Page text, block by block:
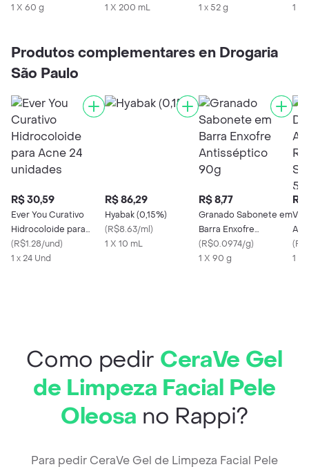
1 X 60 g
1 X 200 mL
1 x 52 g
1 X
Produtos complementares en Drogaria
São Paulo
R$ 30,59
Ever You Curativo
Hidrocoloide para
Acne 24 unidades
(R$1.28/und)
1 x 24 Und
R$ 86,29
Hyabak (0,15%)
(R$8.63/ml)
1 X 10 mL
R$ 8,77
Granado Sabonete em
Barra Enxofre
Antisséptico 90g
(R$0.0974/g)
1 X 90 g
R$
On
(
1 X
Como pedir CeraVe Gel
de Limpeza Facial Pele
Oleosa no Rappi?
Para pedir CeraVe Gel de Limpeza Facial Pele